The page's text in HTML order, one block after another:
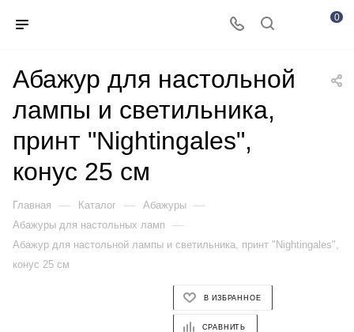
0
Абажур для настольной
лампы и светильника,
принт "Nightingales",
конус 25 см
Главная — Каталог — Абажуры —
Абажуры для настольных ламп —
Абажур для настольной лампы и светильника, принт "Nightingales",
конус 25 см
В ИЗБРАННОЕ
СРАВНИТЬ